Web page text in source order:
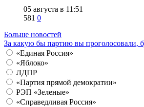
05 августа в 11:51
581 0
Больше новостей
За какую бы партию вы проголосовали,
«Единая Россия»
«Яблоко»
ЛДПР
«Партия прямой демократии»
РЭП «Зеленые»
«Справедливая Россия»